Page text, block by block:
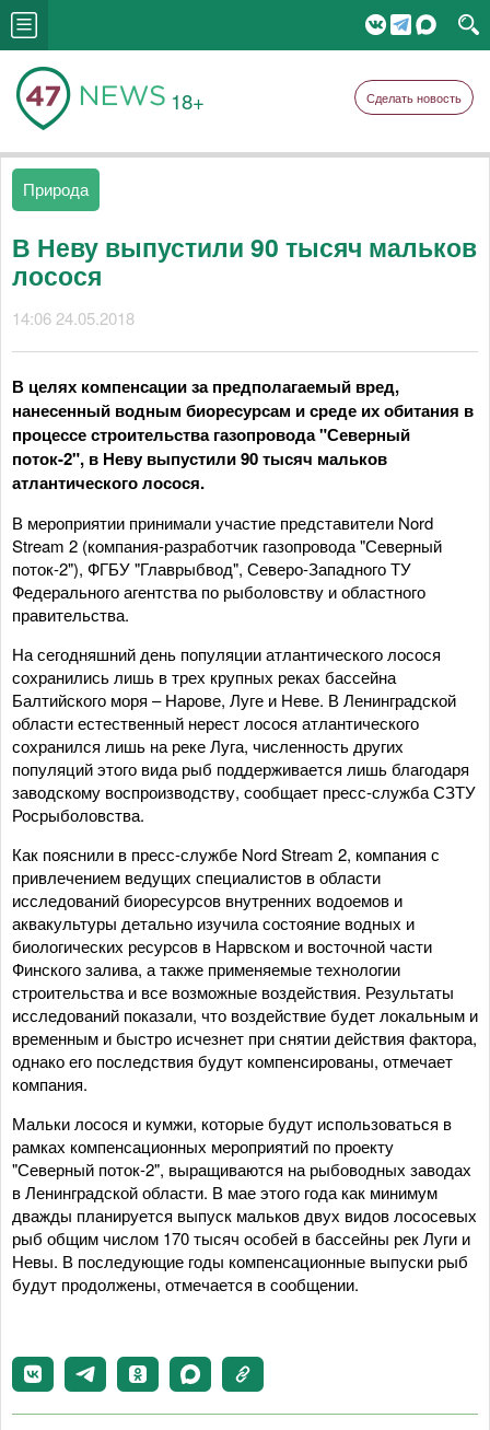
18+ Сделать новость
Природа
В Неву выпустили 90 тысяч мальков
лосося
14:06 24.05.2018
В целях компенсации за предполагаемый вред,
нанесенный водным биоресурсам и среде их обитания в
процессе строительства газопровода "Северный
поток-2", в Неву выпустили 90 тысяч мальков
атлантического лосося.
В мероприятии принимали участие представители Nord
Stream 2 (компания-разработчик газопровода "Северный
поток-2"), ФГБУ "Главрыбвод", Северо-Западного ТУ
Федерального агентства по рыболовству и областного
правительства.
На сегодняшний день популяции атлантического лосося
сохранились лишь в трех крупных реках бассейна
Балтийского моря – Нарове, Луге и Неве. В Ленинградской
области естественный нерест лосося атлантического
сохранился лишь на реке Луга, численность других
популяций этого вида рыб поддерживается лишь благодаря
заводскому воспроизводству, сообщает пресс-служба СЗТУ
Росрыболовства.
Как пояснили в пресс-службе Nord Stream 2, компания с
привлечением ведущих специалистов в области
исследований биоресурсов внутренних водоемов и
аквакультуры детально изучила состояние водных и
биологических ресурсов в Нарвском и восточной части
Финского залива, а также применяемые технологии
строительства и все возможные воздействия. Результаты
исследований показали, что воздействие будет локальным и
временным и быстро исчезнет при снятии действия фактора,
однако его последствия будут компенсированы, отмечает
компания.
Мальки лосося и кумжи, которые будут использоваться в
рамках компенсационных мероприятий по проекту
"Северный поток‑2", выращиваются на рыбоводных заводах
в Ленинградской области. В мае этого года как минимум
дважды планируется выпуск мальков двух видов лососевых
рыб общим числом 170 тысяч особей в бассейны рек Луги и
Невы. В последующие годы компенсационные выпуски рыб
будут продолжены, отмечается в сообщении.